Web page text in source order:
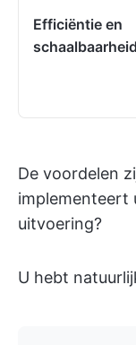
Efficiëntie en
schaalbaarheid
De voordelen
implementeert
uitvoering?
U hebt